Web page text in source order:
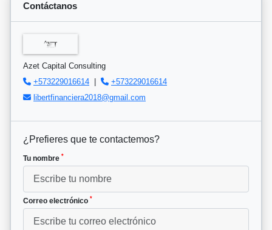
Contáctanos
Azet Capital Consulting
+573229016614 |
+573229016614
libertfinanciera2018@gmail.com
¿Prefieres que te contactemos?
Tu nombre *
Correo electrónico *